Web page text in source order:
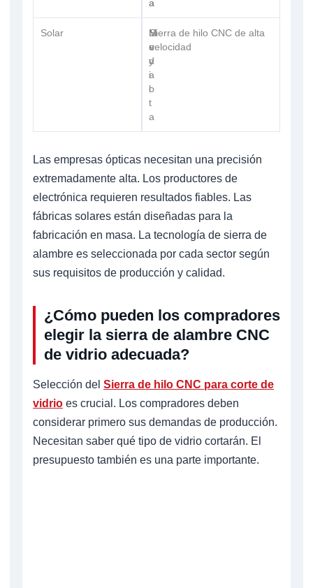
a
a
Solar
M
e
d
i
o
M
u
y
a
l
t
a
Sierra de hilo CNC de alta
velocidad
Las empresas ópticas necesitan una precisión
extremadamente alta. Los productores de
electrónica requieren resultados fiables. Las
fábricas solares están diseñadas para la
fabricación en masa. La tecnología de sierra de
alambre es seleccionada por cada sector según
sus requisitos de producción y calidad.
¿Cómo pueden los compradores
elegir la sierra de alambre CNC
de vidrio adecuada?
Selección del Sierra de hilo CNC para corte de
vidrio es crucial. Los compradores deben
considerar primero sus demandas de producción.
Necesitan saber qué tipo de vidrio cortarán. El
presupuesto también es una parte importante.